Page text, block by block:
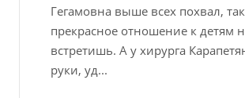
Гегамовна выше всех похвал,
прекрасное отношение к детям
встретишь. А у хирурга
руки, уд...